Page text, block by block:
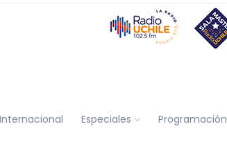
Internacional Especiales Programación